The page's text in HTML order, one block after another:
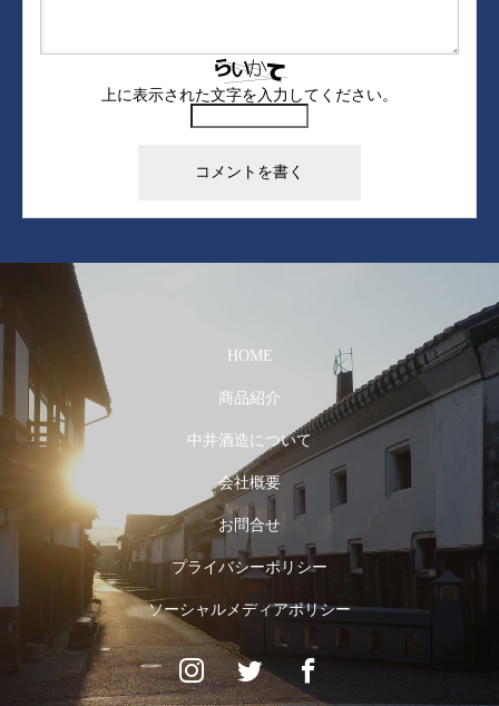
上に表示された文字を入力してください。
HOME
商品紹介
中井酒造について
会社概要
お問合せ
プライバシーポリシー
ソーシャルメディアポリシー